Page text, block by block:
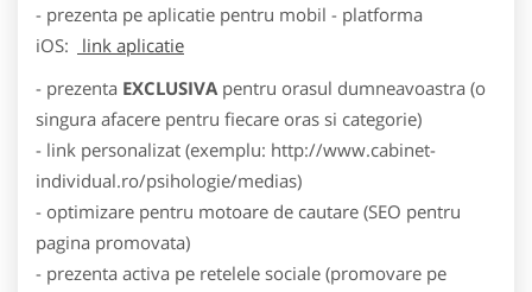
- prezenta pe aplicatie pentru mobil - platforma
iOS:
link aplicatie
- prezenta EXCLUSIVA pentru orasul dumneavoastra (o
singura afacere pentru fiecare oras si categorie)
- link personalizat (exemplu: http://www.cabinet-
individual.ro/psihologie/medias)
- optimizare pentru motoare de cautare (SEO pentru
pagina promovata)
- prezenta activa pe retelele sociale (promovare pe